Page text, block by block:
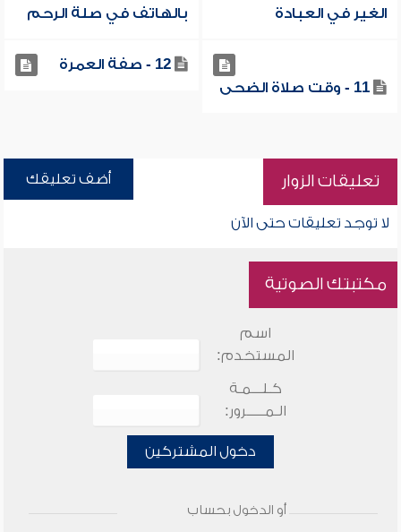
الغير في العبادة
بالهاتف في صلة الرحم
11 - وقت صلاة الضحى
12 - صفة العمرة
تعليقات الزوار أضف تعليقك
لا توجد تعليقات حتى الآن
مكتبتك الصوتية
اسم
المستخدم:
كـلـــمـة
الـمـــــرور:
دخول المشتركين
أو الدخول بحساب